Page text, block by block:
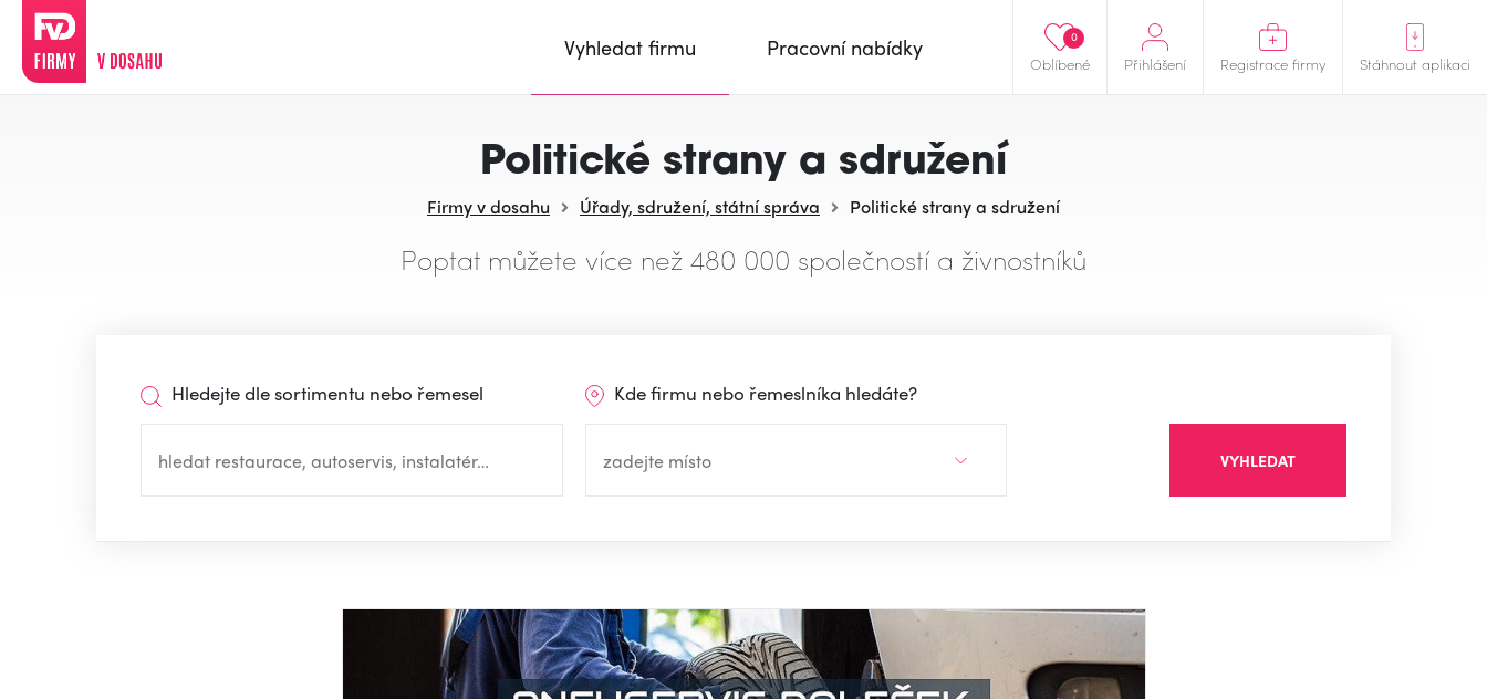
Oblíbené
0
Přihlášení Registrace firmy Stáhnout aplikaci
Vyhledat firmu Pracovní nabídky
Politické strany a sdružení
Firmy v dosahu Úřady, sdružení, státní správa Politické strany a sdružení
Poptat můžete více než 480 000 společností a živnostníků
Hledejte dle sortimentu nebo řemesel Kde firmu nebo řemeslníka hledáte?
VYHLEDAT